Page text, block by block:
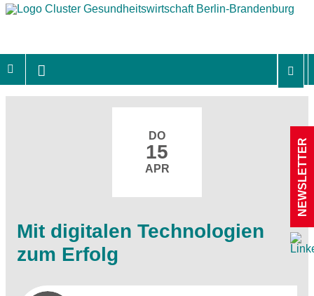
DO
15
APR
Mit digitalen Technologien
zum Erfolg
NEWSLETTER